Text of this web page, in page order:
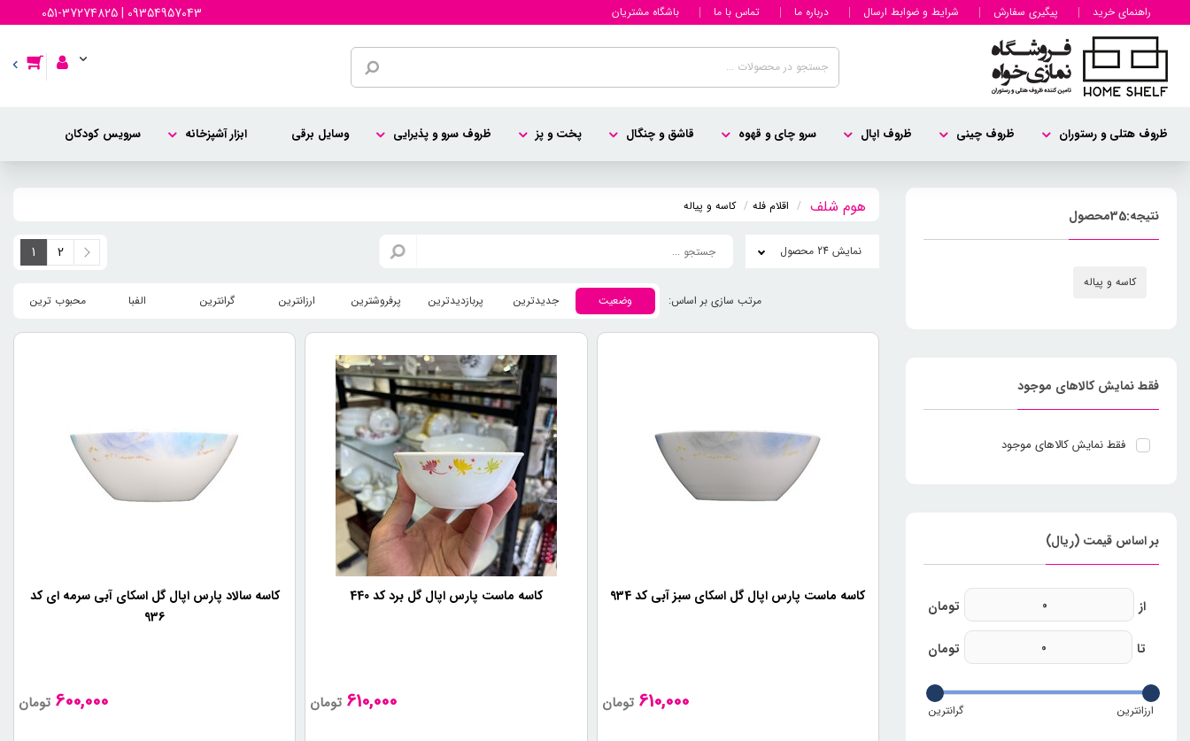
راهنمای خرید پیگیری سفارش شرایط و ضوابط ارسال درباره ما تماس با ما باشگاه مشتریان 051-37274825 | 09354957043
ظروف هتلی و رستوران ظروف چینی ظروف اپال سرو چای و قهوه قاشق و چنگال پخت و پز ظروف سرو و پذیرایی وسایل برقی ابزار آشپزخانه سرویس کودکان
اقلام فله کاسه و پیاله
نمایش 24 محصول 1 2
وضعیت جدیدترین پربازدیدترین پرفروشترین ارزانترین گرانترین الفبا محبوب ترین
کاسه ماست پارس اپال گل اسکای سبز آبی کد 934
610,000 تومان
کاسه ماست پارس اپال گل برد کد 440
610,000 تومان
کاسه سالاد پارس اپال گل اسکای آبی سرمه ای کد
936
600,000 تومان
نتیجه:35محصول
کاسه و پیاله
فقط نمایش کالاهای موجود
فقط نمایش کالاهای موجود
بر اساس قیمت (ریال)